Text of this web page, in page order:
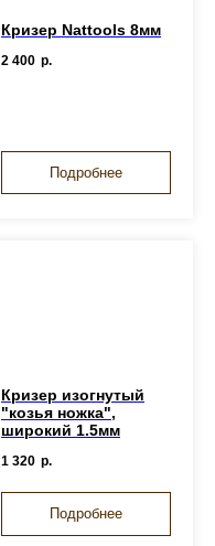
Кризер Nattools 8мм
2 400 р.
Подробнее
Кризер изогнутый
"козья ножка",
широкий 1.5мм
1 320 р.
Подробнее